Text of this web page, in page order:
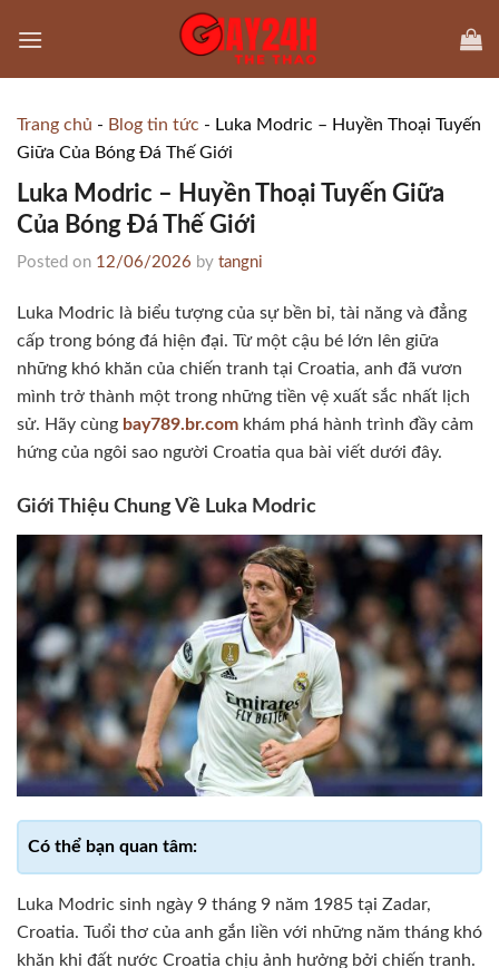
Trang chủ - Blog tin tức - Luka Modric – Huyền Thoại Tuyến
Giữa Của Bóng Đá Thế Giới
Luka Modric – Huyền Thoại Tuyến Giữa
Của Bóng Đá Thế Giới
Posted on 12/06/2026 by tangni
Luka Modric là biểu tượng của sự bền bỉ, tài năng và đẳng
cấp trong bóng đá hiện đại. Từ một cậu bé lớn lên giữa
những khó khăn của chiến tranh tại Croatia, anh đã vươn
mình trở thành một trong những tiền vệ xuất sắc nhất lịch
sử. Hãy cùng bay789.br.com khám phá hành trình đầy cảm
hứng của ngôi sao người Croatia qua bài viết dưới đây.
Giới Thiệu Chung Về Luka Modric
Luka Modric sinh ngày 9 tháng 9 năm 1985 tại Zadar,
Croatia. Tuổi thơ của anh gắn liền với những năm tháng khó
khăn khi đất nước Croatia chịu ảnh hưởng bởi chiến tranh.